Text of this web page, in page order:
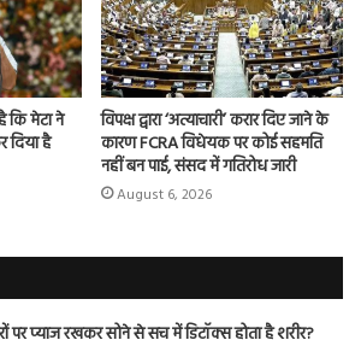
कि मेटा ने
दिया है
विपक्ष द्वारा ‘अत्याचारी’ करार दिए जाने के
कारण FCRA विधेयक पर कोई सहमति
नहीं बन पाई, संसद में गतिरोध जारी
August 6, 2026
पर प्याज रखकर सोने से सच में डिटॉक्स होता है शरीर?